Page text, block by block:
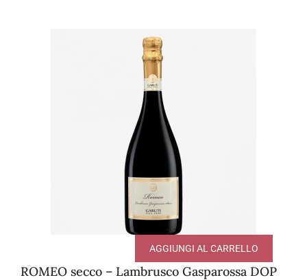
ROMEO secco – Lambrusco Gasparossa DOP
AGGIUNGI AL CARRELLO